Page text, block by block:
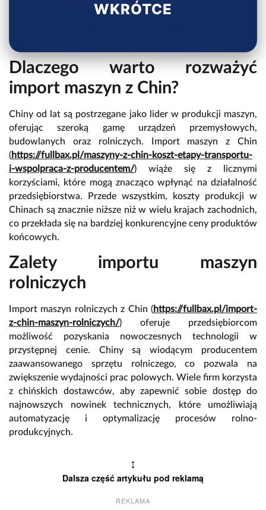
WKRÓTCE
Dlaczego warto rozważyć
import maszyn z Chin?
Chiny od lat są postrzegane jako lider w produkcji maszyn,
oferując szeroką gamę urządzeń przemysłowych,
budowlanych oraz rolniczych. Import maszyn z Chin
(https://fullbax.pl/maszyny-z-chin-koszt-etapy-transportu-
i-wspolpraca-z-producentem/) wiąże się z licznymi
korzyściami, które mogą znacząco wpłynąć na działalność
przedsiębiorstwa. Przede wszystkim, koszty produkcji w
Chinach są znacznie niższe niż w wielu krajach zachodnich,
co przekłada się na bardziej konkurencyjne ceny produktów
końcowych.
Zalety importu maszyn
rolniczych
Import maszyn rolniczych z Chin (https://fullbax.pl/import-
z-chin-maszyn-rolniczych/) oferuje przedsiębiorcom
możliwość pozyskania nowoczesnych technologii w
przystępnej cenie. Chiny są wiodącym producentem
zaawansowanego sprzętu rolniczego, co pozwala na
zwiększenie wydajności prac polowych. Wiele firm korzysta
z chińskich dostawców, aby zapewnić sobie dostęp do
najnowszych nowinek technicznych, które umożliwiają
automatyzację i optymalizację procesów rolno-
produkcyjnych.
↕
Dalsza część artykułu pod reklamą
REKLAMA